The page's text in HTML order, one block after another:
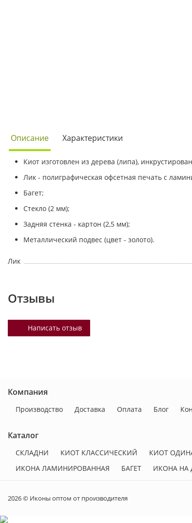
Описание Характеристики
Киот изготовлен из дерева (липа),
Лик - полиграфическая офсетная печать с
Багет;
Стекло (2 мм);
Задняя стенка - картон (2,5 мм);
Металлический подвес (цвет - золото).
Лик
Отзывы
Написать отзыв
Компания
Производство Доставка Оплата Блог
Каталог
СКЛАДНИ КИОТ КЛАССИЧЕСКИЙ КИОТ
ИКОНА ЛАМИНИРОВАННАЯ
БАГЕТ ИКОНА НА
2026 © Иконы оптом от производителя